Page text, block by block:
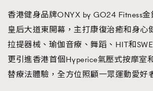
香港健身品牌ONYX by GO24 Fitness
皇后大道東開幕，主打康復治癒和身心
拉提器械、瑜伽音療、舞蹈、HIT和
更引進香港首個Hyperice氣壓式按摩室
替療法體驗，全方位照顧一眾運動愛好